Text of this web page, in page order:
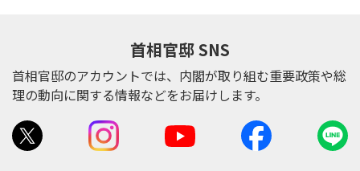
首相官邸 SNS
首相官邸のアカウントでは、内閣が取り組む重要政策や総
理の動向に関する情報などをお届けします。